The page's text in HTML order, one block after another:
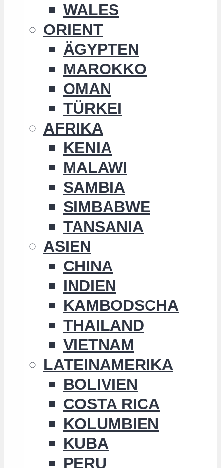
WALES
ORIENT
ÄGYPTEN
MAROKKO
OMAN
TÜRKEI
AFRIKA
KENIA
MALAWI
SAMBIA
SIMBABWE
TANSANIA
ASIEN
CHINA
INDIEN
KAMBODSCHA
THAILAND
VIETNAM
LATEINAMERIKA
BOLIVIEN
COSTA RICA
KOLUMBIEN
KUBA
PERU